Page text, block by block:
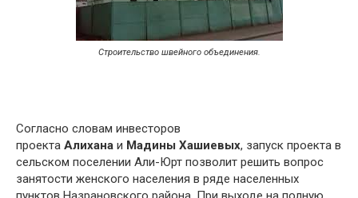
Cтроительство швейного объединения.
Согласно словам инвесторов
проекта Алихана и Мадины Хашиевых, запуск проекта в
сельском поселении Али-Юрт позволит решить вопрос
занятости женского населения в ряде населенных